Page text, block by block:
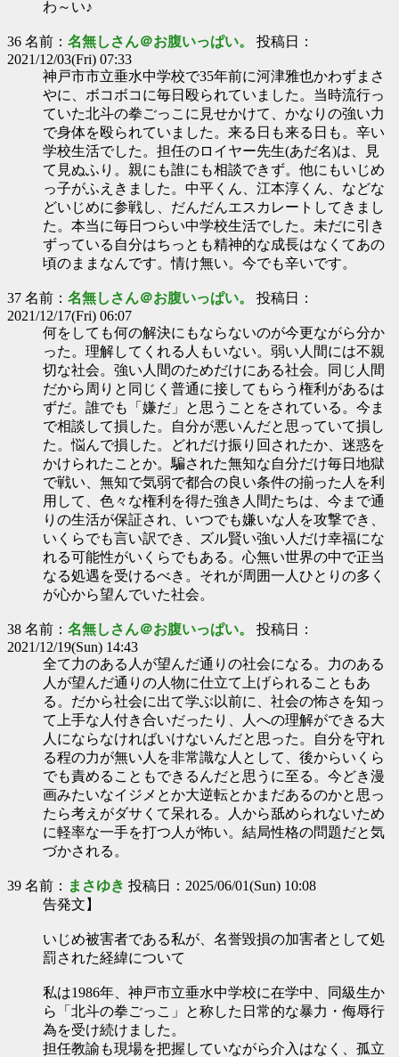
わ～い♪
36 名前： 名無しさん＠お腹いっぱい。 投稿日：
2021/12/03(Fri) 07:33
神戸市市立垂水中学校で35年前に河津雅也かわずまさ
やに、ボコボコに毎日殴られていました。当時流行っ
ていた北斗の拳ごっこに見せかけて、かなりの強い力
で身体を殴られていました。来る日も来る日も。辛い
学校生活でした。担任のロイヤー先生(あだ名)は、見
て見ぬふり。親にも誰にも相談できず。他にもいじめ
っ子がふえきました。中平くん、江本淳くん、などな
どいじめに参戦し、だんだんエスカレートしてきまし
た。本当に毎日つらい中学校生活でした。未だに引き
ずっている自分はちっとも精神的な成長はなくてあの
頃のままなんです。情け無い。今でも辛いです。
37 名前： 名無しさん＠お腹いっぱい。 投稿日：
2021/12/17(Fri) 06:07
何をしても何の解決にもならないのが今更ながら分か
った。理解してくれる人もいない。弱い人間には不親
切な社会。強い人間のためだけにある社会。同じ人間
だから周りと同じく普通に接してもらう権利があるは
ずだ。誰でも「嫌だ」と思うことをされている。今ま
で相談して損した。自分が悪いんだと思っていて損し
た。悩んで損した。どれだけ振り回されたか、迷惑を
かけられたことか。騙された無知な自分だけ毎日地獄
で戦い、無知で気弱で都合の良い条件の揃った人を利
用して、色々な権利を得た強き人間たちは、今まで通
りの生活が保証され、いつでも嫌いな人を攻撃でき、
いくらでも言い訳でき、ズル賢い強い人だけ幸福にな
れる可能性がいくらでもある。心無い世界の中で正当
なる処遇を受けるべき。それが周囲一人ひとりの多く
が心から望んでいた社会。
38 名前： 名無しさん＠お腹いっぱい。 投稿日：
2021/12/19(Sun) 14:43
全て力のある人が望んだ通りの社会になる。力のある
人が望んだ通りの人物に仕立て上げられることもあ
る。だから社会に出て学ぶ以前に、社会の怖さを知っ
て上手な人付き合いだったり、人への理解ができる大
人にならなければいけないんだと思った。自分を守れ
る程の力が無い人を非常識な人として、後からいくら
でも責めることもできるんだと思うに至る。今どき漫
画みたいなイジメとか大逆転とかまだあるのかと思っ
たら考えがダサくて呆れる。人から舐められないため
に軽率な一手を打つ人が怖い。結局性格の問題だと気
づかされる。
39 名前： まさゆき 投稿日：2025/06/01(Sun) 10:08
告発文】
いじめ被害者である私が、名誉毀損の加害者として処
罰された経緯について
私は1986年、神戸市立垂水中学校に在学中、同級生か
ら「北斗の拳ごっこ」と称した日常的な暴力・侮辱行
為を受け続けました。
担任教諭も現場を把握していながら介入はなく、孤立